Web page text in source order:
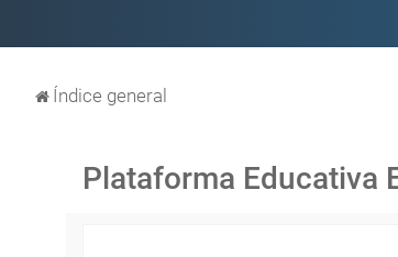
Índice general
Plataforma Educativa